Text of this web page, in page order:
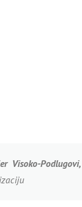
Visoko-Podlugovi,